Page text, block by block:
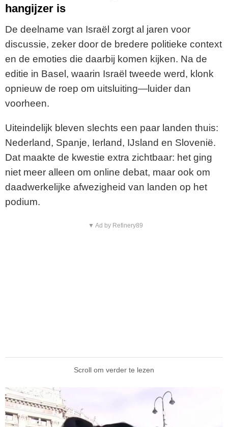
hangijzer is
De deelname van Israël zorgt al jaren voor
discussie, zeker door de bredere politieke context
en de emoties die daarbij komen kijken. Na de
editie in Basel, waarin Israël tweede werd, klonk
opnieuw de roep om uitsluiting—luider dan
voorheen.
Uiteindelijk bleven slechts een paar landen thuis:
Nederland, Spanje, Ierland, IJsland en Slovenië.
Dat maakte de kwestie extra zichtbaar: het ging
niet meer alleen om online debat, maar ook om
daadwerkelijke afwezigheid van landen op het
podium.
▼ Ad by Refinery89
Scroll om verder te lezen